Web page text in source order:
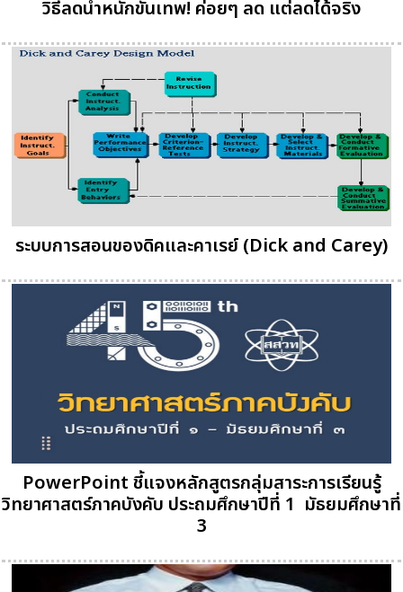
วิธีลดน้ำหนักขั้นเทพ! ค่อยๆ ลด แต่ลดได้จริง
ระบบการสอนของดิคและคาเรย์ (Dick and Carey)
PowerPoint ชี้แจงหลักสูตรกลุ่มสาระการเรียนรู้
วิทยาศาสตร์ภาคบังคับ ประถมศึกษาปีที่ 1  มัธยมศึกษาที่
3